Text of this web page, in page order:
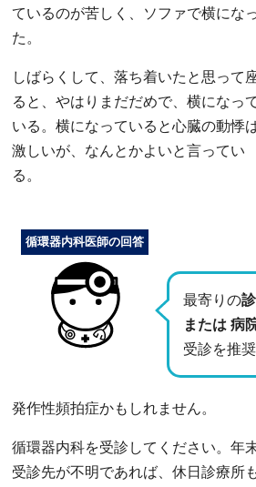
ているのが苦しく、ソファで横にな
た。
しばらくして、落ち着いたと思って
ると、やはりまだだめで、横になっ
いる。横になっていると心臓の動悸
激しいが、なんとかよいと言ってい
る。
最寄りの
または 病
受診を推奨
循環器内科医師の回答
発作性頻拍症かもしれません。
循環器内科を受診してください。年
受診先が不明であれば、休日診療所